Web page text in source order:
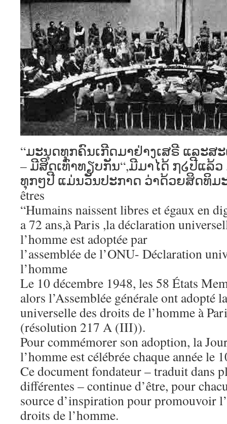
“ມະນຸດທຸກຄົນເກີດມາຢ່າງເສຣີ ແລະສ
– ມີສິດເທົ່າທຽບກັນ“,ມີມາໄດ້ ໗໒ປີແລ້
ທຸກໆປີ ແມ່ນວັນປະກາດ ວ່າດ້ວຍສິດທິມະ
êtres
“Humains naissent libres et égaux en
a 72 ans,à Paris ,la déclaration
l’homme est adoptée par
l’assemblée de l’ONU- Déclaration
l’homme
Le 10 décembre 1948, les 58 États
alors l’Assemblée générale ont adopté
universelle des droits de l’homme à
(résolution 217 A (III)).
Pour commémorer son adoption, la
l’homme est célébrée chaque année le
Ce document fondateur – traduit dans
différentes – continue d’être, pour
source d’inspiration pour promouvoir
droits de l’homme.